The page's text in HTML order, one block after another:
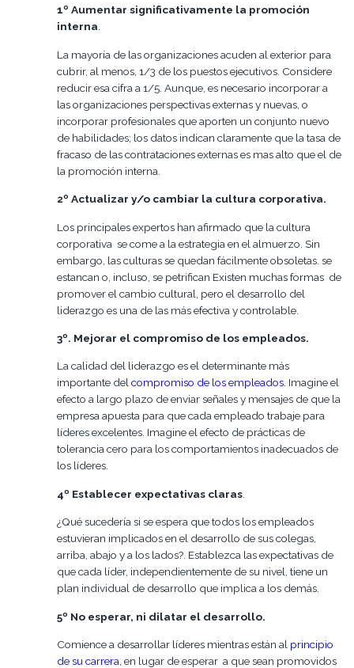
1º Aumentar significativamente la promoción
interna.
La mayoría de las organizaciones acuden al exterior para
cubrir, al menos, 1/3 de los puestos ejecutivos. Considere
reducir esa cifra a 1/5. Aunque, es necesario incorporar a
las organizaciones perspectivas externas y nuevas, o
incorporar profesionales que aporten un conjunto nuevo
de habilidades; los datos indican claramente que la tasa de
fracaso de las contrataciones externas es mas alto que el de
la promoción interna.
2º Actualizar y/o cambiar la cultura corporativa.
Los principales expertos han afirmado que la cultura
corporativa se come a la estrategia en el almuerzo. Sin
embargo, las culturas se quedan fácilmente obsoletas. se
estancan o, incluso, se petrifican Existen muchas formas de
promover el cambio cultural, pero el desarrollo del
liderazgo es una de las más efectiva y controlable.
3º. Mejorar el compromiso de los empleados.
La calidad del liderazgo es el determinante más
importante delcompromiso de los empleados. Imagine el
efecto a largo plazo de enviar señales y mensajes de que la
empresa apuesta para que cada empleado trabaje para
líderes excelentes. Imagine el efecto de prácticas de
tolerancia cero para los comportamientos inadecuados de
los líderes.
4º Establecer expectativas claras
¿Qué sucedería si se espera que todos los empleados
estuvieran implicados en el desarrollo de sus colegas,
arriba, abajo y a los lados?. Establezca las expectativas de
que cada líder, independientemente de su nivel, tiene un
plan individual de desarrollo que implica a los demás.
5º No esperar, ni dilatar el desarrollo.
Comience a desarrollar líderes mientras están al principio
de su carrera , en lugar de esperar a que sean promovidos